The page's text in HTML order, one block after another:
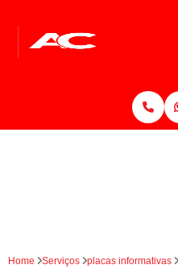
Home Serviços placas informativas